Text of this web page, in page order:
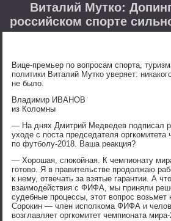
Виталий Мутко:
российском спорте
Вице-премьер по вопросам спорта,
политики Виталий Мутко уверяет:
не было.
Владимир ИВАНОВ
из Коломны
— На днях Дмитрий Медведев подписал
уходе с поста председателя оргкомитета
по футболу-2018. Ваша реакция?
— Хорошая, спокойная. К чемпионату
готово. Я в правительстве продолжаю
к нему, отвечать за взятые гарантии. А
взаимодействия с ФИФА, мы приняли
судебные процессы, этот вопрос возьмет
Сорокин — член исполкома ФИФА и
возглавляет оргкомитет чемпионата